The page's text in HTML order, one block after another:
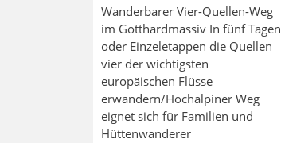
Wanderbarer Vier-Quellen-Weg
im Gotthardmassiv In fünf Tagen
oder Einzeletappen die Quellen
vier der wichtigsten
europäischen Flüsse
erwandern/Hochalpiner Weg
eignet sich für Familien und
Hüttenwanderer